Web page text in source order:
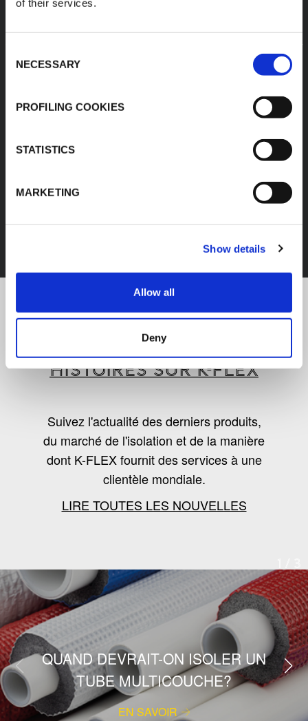
of their services.
Selection
NECESSARY
PROFILING COOKIES
STATISTICS
MARKETING
Show details
Allow all
Deny
DÉCOUVREZ TOUS LES PRODUITS
LES DERNIÈRES
NOUVELLES, TENDANCES ET
HISTOIRES SUR K-FLEX
Suivez l'actualité des derniers produits,
du marché de l'isolation et de la manière
dont K-FLEX fournit des services à une
clientèle mondiale.
LIRE TOUTES LES NOUVELLES
QUAND DEVRAIT-ON ISOLER UN
TUBE MULTICOUCHE?
EN SAVOIR